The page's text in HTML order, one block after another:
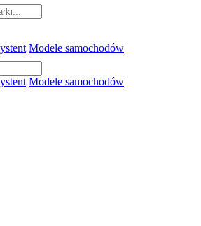
Modele samochodów
Modele samochodów